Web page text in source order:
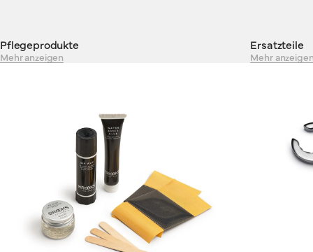
Pflegeprodukte
Mehr anzeigen
Ersatzteile
Mehr